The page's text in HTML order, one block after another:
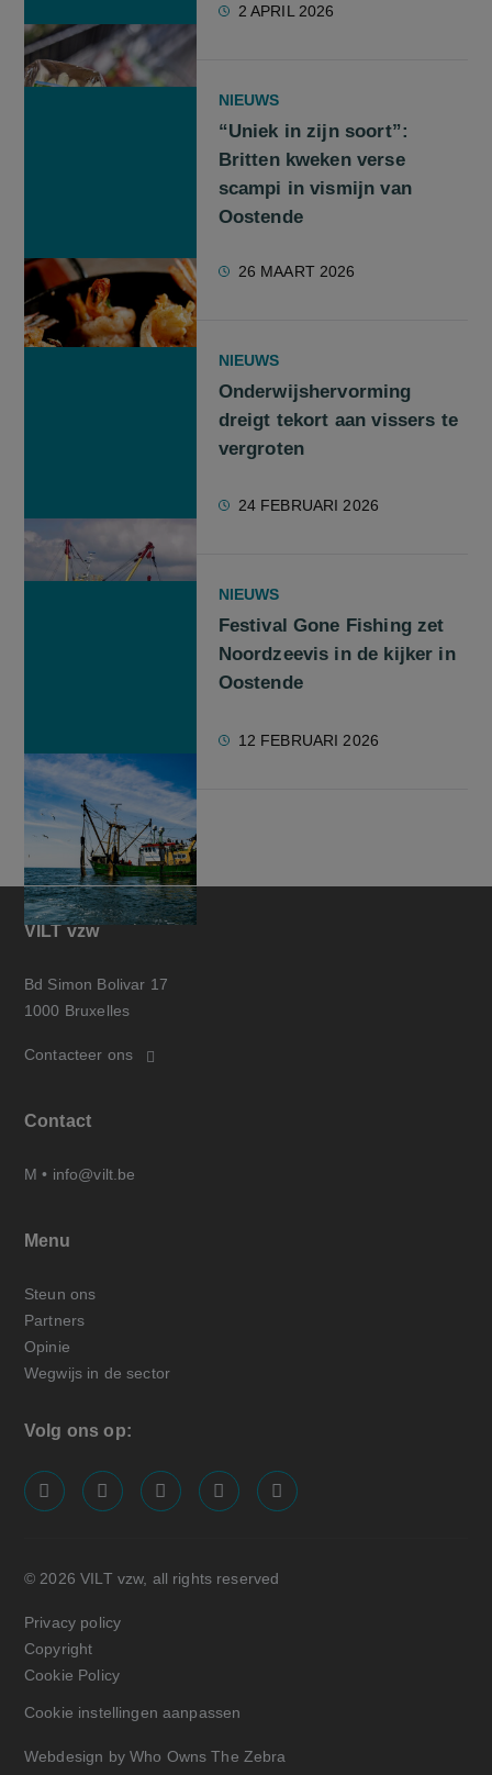
2 APRIL 2026
NIEUWS
“Uniek in zijn soort”:
Britten kweken verse
scampi in vismijn van
Oostende
26 MAART 2026
NIEUWS
Onderwijshervorming
dreigt tekort aan vissers te
vergroten
24 FEBRUARI 2026
NIEUWS
Festival Gone Fishing zet
Noordzeevis in de kijker in
Oostende
12 FEBRUARI 2026
VILT vzw
Bd Simon Bolivar 17
1000 Bruxelles
Contacteer ons
Contact
M • info@vilt.be
Menu
Steun ons
Partners
Opinie
Wegwijs in de sector
Volg ons op:
screenreader.visit us on our facebook page: https://
screenreader.visit us on our linkedin page:
screenreader.visit us on our
screenreader.visit us on our x
screenreader.visit us on
© 2026 VILT vzw, all rights reserved
Privacy policy
Copyright
Cookie Policy
Cookie instellingen aanpassen
Webdesign by Who Owns The Zebra